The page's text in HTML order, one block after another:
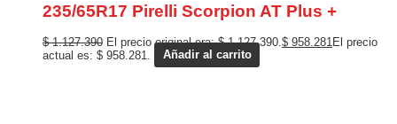
235/65R17 Pirelli Scorpion AT Plus +
$1.127.390 El precio original era: $ 1.127.390. $ 958.281 El precio
actual es: $ 958.281.
Añadir al carrito